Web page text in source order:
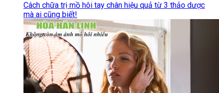
Cách chữa trị mồ hôi tay chân hiệu quả từ 3 thảo dược
mà ai cũng biết!